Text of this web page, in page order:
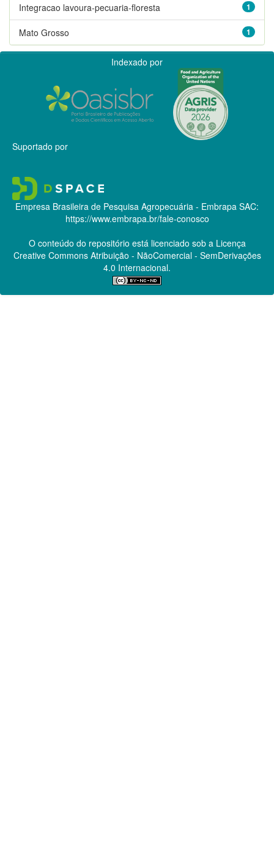
1
Integracao lavoura-pecuaria-floresta
1
Mato Grosso
Indexado por
Suportado por
Empresa Brasileira de Pesquisa Agropecuária - Embrapa SAC:
https://www.embrapa.br/fale-conosco
O conteúdo do repositório está licenciado sob a Licença
Creative CommonsAtribuição - NãoComercial - SemDerivações
4.0 Internacional.